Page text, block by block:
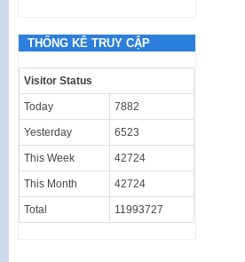
THỐNG KÊ TRUY CẬP
Visitor Status
Today 7882
Yesterday 6523
This Week 42724
This Month 42724
Total 11993727